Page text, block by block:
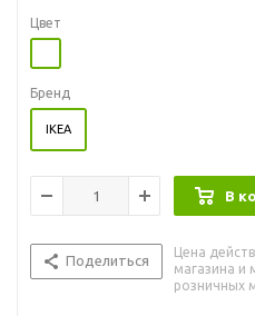
Цвет
Бренд
IKEA
В
Поделиться
Цена
магазина и
розничных